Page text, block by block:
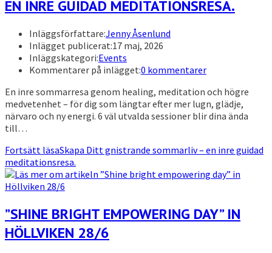
EN INRE GUIDAD MEDITATIONSRESA.
Inläggsförfattare:Jenny Åsenlund
Inlägget publicerat:17 maj, 2026
Inläggskategori:Events
Kommentarer på inlägget:0 kommentarer
En inre sommarresa genom healing, meditation och högre
medvetenhet – för dig som längtar efter mer lugn, glädje,
närvaro och ny energi. 6 väl utvalda sessioner blir dina ända
till…
Fortsätt läsaSkapa Ditt gnistrande sommarliv – en inre guidad
meditationsresa.
”SHINE BRIGHT EMPOWERING DAY” IN
HÖLLVIKEN 28/6